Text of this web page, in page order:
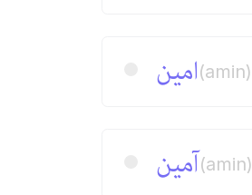
امین(amin)
آمین(amin)